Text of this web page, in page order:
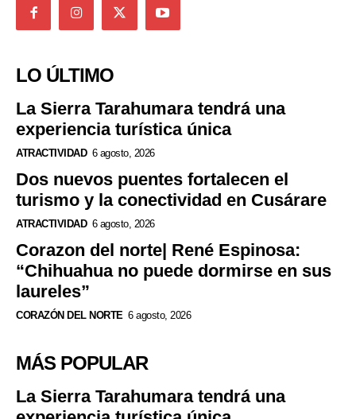
LO ÚLTIMO
La Sierra Tarahumara tendrá una
experiencia turística única
ATRACTIVIDAD 6 agosto, 2026
Dos nuevos puentes fortalecen el
turismo y la conectividad en Cusárare
ATRACTIVIDAD 6 agosto, 2026
Corazon del norte| René Espinosa:
“Chihuahua no puede dormirse en sus
laureles”
CORAZÓN DEL NORTE 6 agosto, 2026
MÁS POPULAR
La Sierra Tarahumara tendrá una